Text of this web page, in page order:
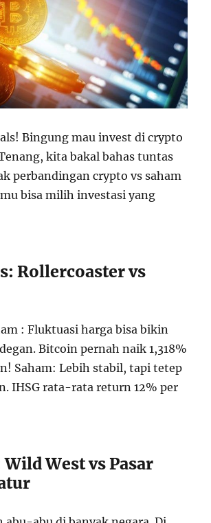
Bingung mau invest di crypto
kita bakal bahas tuntas
perbandingan crypto vs saham
bisa milih investasi yang
Rollercoaster vs
: Fluktuasi harga bisa bikin
Bitcoin pernah naik 1,318%
Saham: Lebih stabil, tapi tetep
IHSG rata-rata return 12% per
West vs Pasar